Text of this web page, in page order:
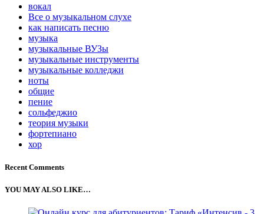
вокал
Все о музыкальном слухе
как написать песню
музыка
музыкальные ВУЗы
музыкальные инструменты
музыкальные колледжи
ноты
общие
пение
сольфеджио
теория музыки
фортепиано
хор
Recent Comments
YOU MAY ALSO LIKE…